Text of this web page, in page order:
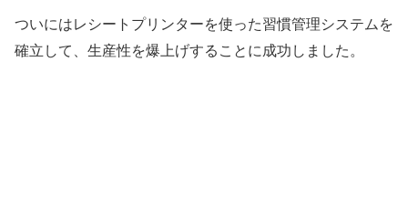
ついにはレシートプリンターを使った習慣管理システムを
確立して、生産性を爆上げすることに成功しました。